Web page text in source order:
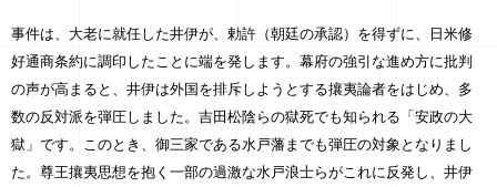
事件は、大老に就任した井伊が、勅許（朝廷の承認）を得ずに、日米修
好通商条約に調印したことに端を発します。幕府の強引な進め方に批判
の声が高まると、井伊は外国を排斥しようとする攘夷論者をはじめ、多
数の反対派を弾圧しました。吉田松陰らの獄死でも知られる「安政の大
獄」です。このとき、御三家である水戸藩までも弾圧の対象となりまし
た。尊王攘夷思想を抱く一部の過激な水戸浪士らがこれに反発し、井伊